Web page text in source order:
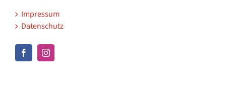
Impressum
Datenschutz